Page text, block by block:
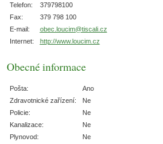
Telefon:
379798100
Fax:
379 798 100
E-mail:
obec.loucim@tiscali.cz
Internet:
http://www.loucim.cz
Obecné informace
Pošta:
Ano
Zdravotnické zařízení:
Ne
Policie:
Ne
Kanalizace:
Ne
Plynovod:
Ne